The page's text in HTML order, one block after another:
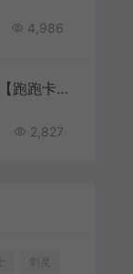
4,986
爱游网单亲测【跑跑卡丁车】P3334 AI机器人陪跑 解压一键单机版 全新内容和车辆
2,827
剑灵